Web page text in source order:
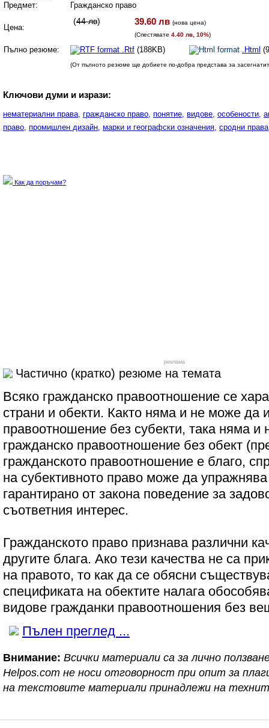
Предмет:
Гражданско право
Цена:
(44 лв) 39.60 лв (нова цена)
(Спестявате 4.40 лв, 10%)
Пълно резюме: .Rtf (188KB) .Html
(От пълното резюме ще добиете по-добра представа за
Ключови думи и изрази:
нематериални права, гражданско право, понятие, видове, особености,
право, промишлен дизайн, марки и географски означения, сродни
Как да поръчам?
реклама
Частично (кратко) резюме на темата
Всяко гражданско правоотношение се
страни и обекти. Както няма и не може да
правоотношение без субекти, така няма
гражданско правоотношение без обект
гражданското правоотношение е благо,
на субективното право може да
гарантирано от закона поведение за
съответния интерес.
Гражданското право признава различни
другите блага. Ако тези качества не са
на правото, то как да се обясни
спецификата на обектите налага
видове гражданки правоотношения без
Пълен преглед ...
Внимание: Всички материали са за лично
Helpos.com не носи отговорност при опит за
на текстовите материали принадлежи на